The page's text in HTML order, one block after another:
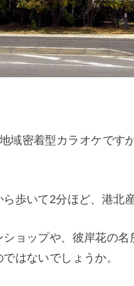
域密着型カラオケです
歩いて2分ほど、港北
ョップや、彼岸花の
はないでしょうか。